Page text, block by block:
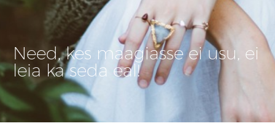
Need, kes maagiasse ei usu, ei
leia ka seda eal!